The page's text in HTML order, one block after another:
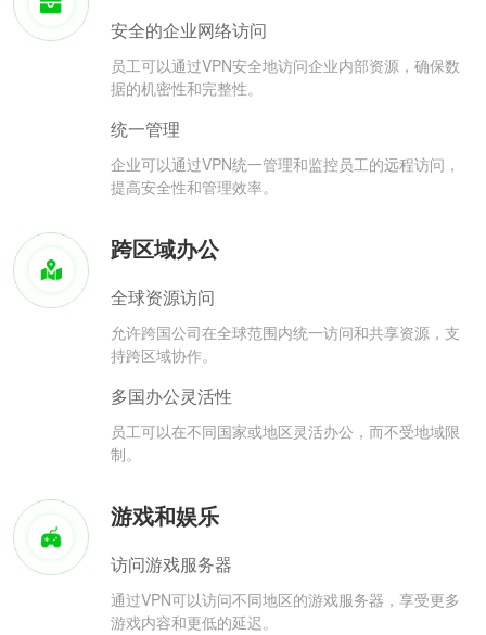
安全的企业网络访问
员工可以通过VPN安全地访问企业内部资源，确保数
据的机密性和完整性。
统一管理
企业可以通过VPN统一管理和监控员工的远程访问，
提高安全性和管理效率。
跨区域办公
全球资源访问
允许跨国公司在全球范围内统一访问和共享资源，支
持跨区域协作。
多国办公灵活性
员工可以在不同国家或地区灵活办公，而不受地域限
制。
游戏和娱乐
访问游戏服务器
通过VPN可以访问不同地区的游戏服务器，享受更多
游戏内容和更低的延迟。